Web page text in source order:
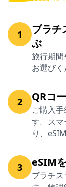
1
ブラチ
ぶ
旅行期間
お選びく
2 QRコ
ご購入
す。スマ
り、
3 eSIM
ブラチ